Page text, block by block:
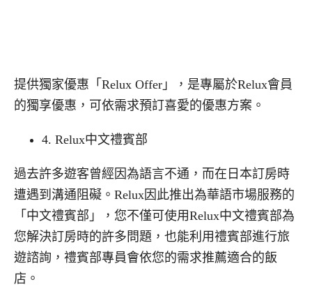
提供獨家優惠「 Relux Offer 」，是專屬於Relux會員
的獨享優惠，可依需求預訂喜愛的優惠方案。
4. Relux中文禮賓部
過去許多遊客曾經因為語言不通，而在日本訂房時
遭遇到溝通阻礙。 Relux因此推出為華語市場服務的
「中文禮賓部」，您不僅可使用Relux中文禮賓部為
您解決訂房時的許多問題，也能利用禮賓部進行旅
遊諮詢，禮賓部專員會依您的需求推薦適合的飯
店。